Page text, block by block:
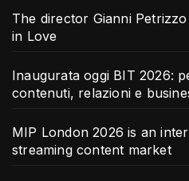
The director Gianni
in Love
Inaugurata oggi BIT 2026:
contenuti, relazioni e
MIP London 2026 is an
streaming content market